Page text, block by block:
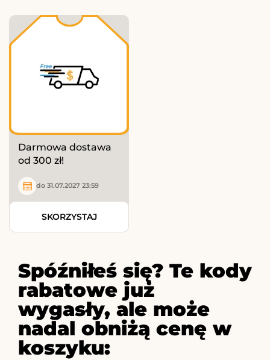
Darmowa dostawa
od 300 zł!
do 31.07.2027 23:59
SKORZYSTAJ
Spóźniłeś się? Te kody
rabatowe już
wygasły, ale może
nadal obniżą cenę w
koszyku: